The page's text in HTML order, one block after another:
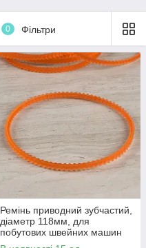
0 Фільтри
Ремінь приводний зубчастий,
діаметр 118мм, для
побутових швейних машин
(56111.003)